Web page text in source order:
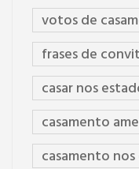
votos de
frases de
casar nos
casamento
casamento